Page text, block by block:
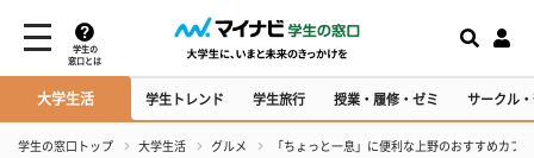
学生の
窓口とは
大学生活 学生トレンド 学生旅行 授業・履修・ゼミ サークル
学生の窓口トップ 大学生活 グルメ 「ちょっと一息」に便利な上野のおすすめカフ